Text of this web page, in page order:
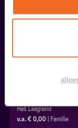
Het Laagland
v.a. € 0,00 | Familie